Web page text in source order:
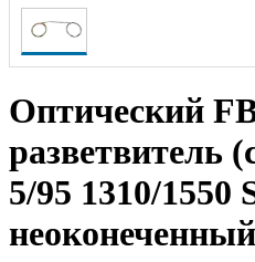
Оптический
разветвитель
5/95 1310/1550
неоконеченный